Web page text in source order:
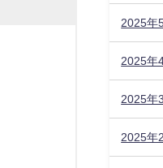
2025年
2025年
2025年
2025年